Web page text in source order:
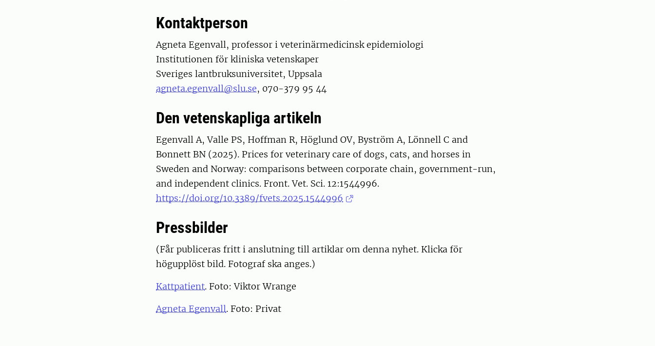
Kontaktperson
Agneta Egenvall, professor i veterinärmedicinsk epidemiologi
Institutionen för kliniska vetenskaper
Sveriges lantbruksuniversitet, Uppsala
agneta.egenvall@slu.se, 070-379 95 44
Den vetenskapliga artikeln
Egenvall A, Valle PS, Hoffman R, Höglund OV, Byström A, Lönnell C and
Bonnett BN (2025). Prices for veterinary care of dogs, cats, and horses in
Sweden and Norway: comparisons between corporate chain, government-run,
and independent clinics. Front. Vet. Sci. 12:1544996.
https://doi.org/10.3389/fvets.2025.1544996
Pressbilder
(Får publiceras fritt i anslutning till artiklar om denna nyhet. Klicka för
högupplöst bild. Fotograf ska anges.)
Kattpatient. Foto: Viktor Wrange
Agneta Egenvall. Foto: Privat